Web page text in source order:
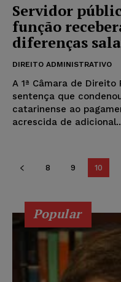
Servidor
função
diferenças
DIREITO ADMINISTRATIVO
A 1ª Câmara de
sentença que
catarinense ao
acrescida de
8 9 10
Popular